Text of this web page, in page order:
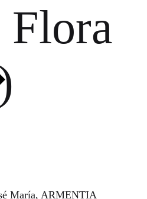
María, ARMENTIA